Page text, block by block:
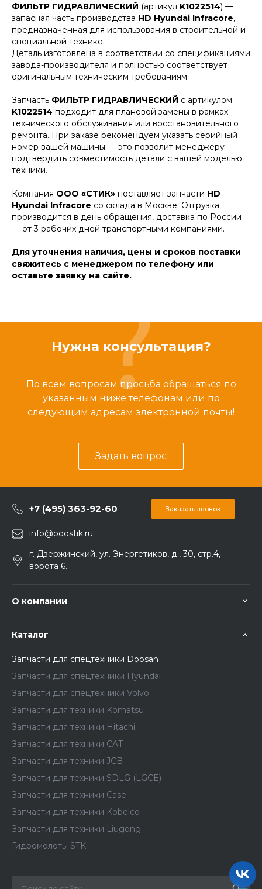
ФИЛЬТР ГИДРАВЛИЧЕСКИЙ (артикул K1022514) —
запасная часть производства HD Hyundai Infracore,
предназначенная для использования в строительной и
специальной технике.
Деталь изготовлена в соответствии со спецификациями
завода-производителя и полностью соответствует
оригинальным техническим требованиям.
Запчасть ФИЛЬТР ГИДРАВЛИЧЕСКИЙ с артикулом
K1022514 подходит для плановой замены в рамках
технического обслуживания или восстановительного
ремонта. При заказе рекомендуем указать серийный
номер вашей машины — это позволит менеджеру
подтвердить совместимость детали с вашей моделью
техники.
Компания ООО «СТИК» поставляет запчасти HD
Hyundai Infracore со склада в Москве. Отгрузка
производится в день обращения, доставка по России
— от 3 рабочих дней транспортными компаниями.
Для уточнения наличия, цены и сроков поставки
свяжитесь с менеджером по телефону или
оставьте заявку на сайте.
Нужна консультация?
По всем вопросам просьба обращаться по
указанным ниже телефонам или по
следующим адресам электронной почты!
Задать вопрос
+7 (495) 363-92-60 Заказать звонок
info@ooostik.ru
г. Дзержинский, ул. Энергетиков, д., 30, стр.4,
ворота 6.
О компании
Каталог
Запчасти для спецтехники Doosan
Запчасти для спецтехники Hyundai
Запчасти для спецтехники Volvo
Запчасти для техники Komatsu
Запчасти для техники Hitachi
Запчасти для техники CAT
Запчасти для техники JCB
Запчасти для техники SDLG (LGCE)
Запчасти для техники Case
Запчасти для техники Kobelco
Запчасти для техники Liugong
Гидромолоты STK